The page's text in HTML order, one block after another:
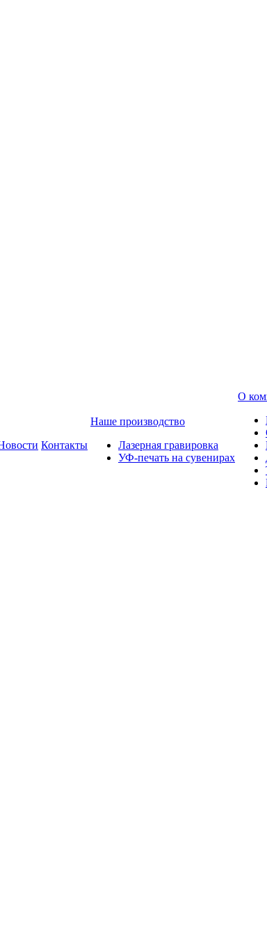
Контакты
Наше производство
Лазерная гравировка
УФ-печать на сувенирах
О